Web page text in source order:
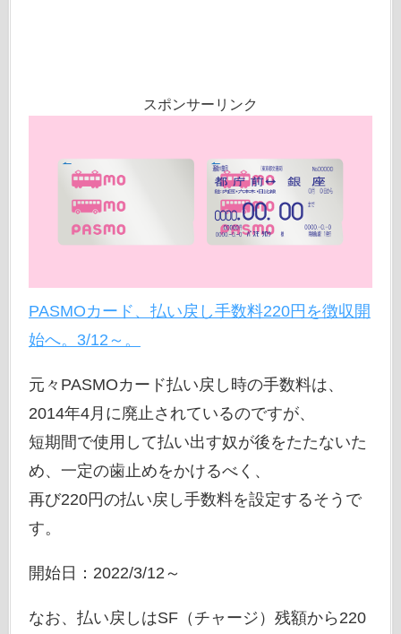
スポンサーリンク
PASMOカード、払い戻し手数料220円を徴収開
始へ。3/12～。
元々PASMOカード払い戻し時の手数料は、
2014年4月に廃止されているのですが、
短期間で使用して払い出す奴が後をたたないた
め、一定の歯止めをかけるべく、
再び220円の払い戻し手数料を設定するそうで
す。
開始日：2022/3/12～
なお、払い戻しはSF（チャージ）残額から220